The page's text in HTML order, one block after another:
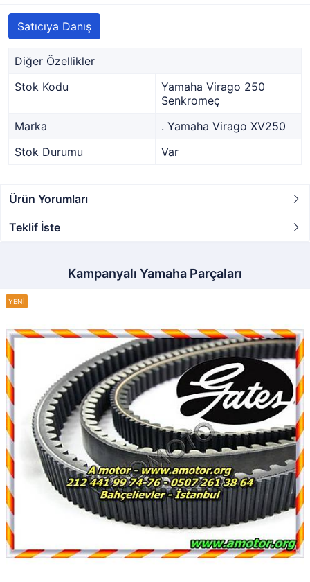
Satıcıya Danış
Diğer Özellikler
Stok Kodu
Yamaha Virago 250
Senkromeç
Marka
. Yamaha Virago XV250
Stok Durumu
Var
Ürün Yorumları
Teklif İste
Kampanyalı Yamaha Parçaları